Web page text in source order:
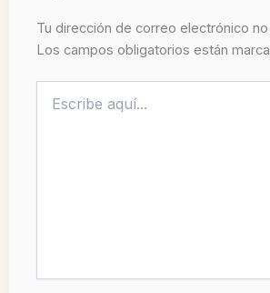
Tu dirección de correo electrónico
Los campos obligatorios están
aquí...